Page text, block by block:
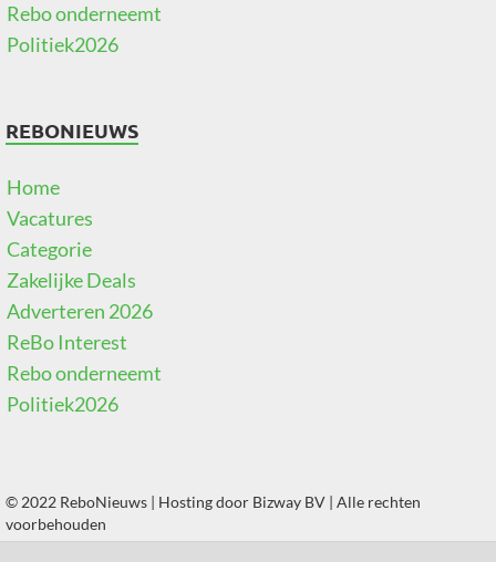
Rebo onderneemt
Politiek2026
REBONIEUWS
Home
Vacatures
Categorie
Zakelijke Deals
Adverteren 2026
ReBo Interest
Rebo onderneemt
Politiek2026
© 2022 ReboNieuws | Hosting door Bizway BV | Alle rechten
voorbehouden